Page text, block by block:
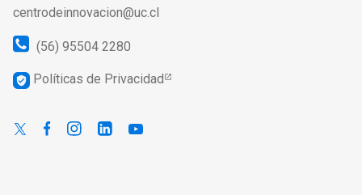
centrodeinnovacion@uc.cl
(56) 95504 2280
verified_user Políticas de Privacidad